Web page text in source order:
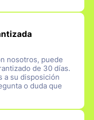
nosotros, puede
de 30 días.
a su disposición
o duda que